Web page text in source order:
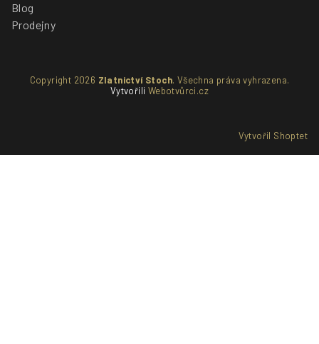
Blog
Prodejny
Copyright 2026 Zlatnictví Stoch. Všechna práva vyhrazena.
Vytvořili Webotvůrci.cz
Vytvořil Shoptet